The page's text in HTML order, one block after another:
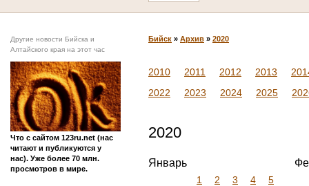
Другие новости Бийска и
Алтайского края на этот час
Что с сайтом 123ru.net (нас
читают и публикуются у
нас). Уже более 70 млн.
просмотров в мире.
Бийск » Архив » 2020
2010 2011 2012 2013
2022
2023 2024 2025
2020
Январь
1 2 3 4
5